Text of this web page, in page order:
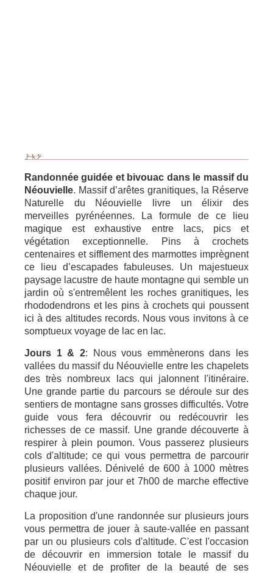
Randonnée guidée et bivouac dans le massif du
Néouvielle. Massif d’arêtes granitiques, la Réserve
Naturelle du Néouvielle livre un élixir des
merveilles pyrénéennes. La formule de ce lieu
magique est exhaustive entre lacs, pics et
végétation exceptionnelle. Pins à crochets
centenaires et sifflement des marmottes imprègnent
ce lieu d’escapades fabuleuses. Un majestueux
paysage lacustre de haute montagne qui semble un
jardin où s'entremêlent les roches granitiques, les
rhododendrons et les pins à crochets qui poussent
ici à des altitudes records. Nous vous invitons à ce
somptueux voyage de lac en lac.
Jours 1 & 2: Nous vous emmènerons dans les
vallées du massif du Néouvielle entre les chapelets
des très nombreux lacs qui jalonnent l'itinéraire.
Une grande partie du parcours se déroule sur des
sentiers de montagne sans grosses difficultés. Votre
guide vous fera découvrir ou redécouvrir les
richesses de ce massif. Une grande découverte à
respirer à plein poumon. Vous passerez plusieurs
cols d'altitude; ce qui vous permettra de parcourir
plusieurs vallées. Dénivelé de 600 à 1000 mètres
positif environ par jour et 7h00 de marche effective
chaque jour.
La proposition d'une randonnée sur plusieurs jours
vous permettra de jouer à saute-vallée en passant
par un ou plusieurs cols d'altitude. C'est l'occasion
de découvrir en immersion totale le massif du
Néouvielle et de profiter de la beauté de ses